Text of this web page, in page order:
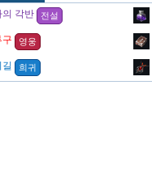
의 각반
전설
구 영웅
희귀